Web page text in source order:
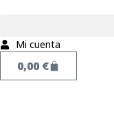
Mi cuenta
0,00 €